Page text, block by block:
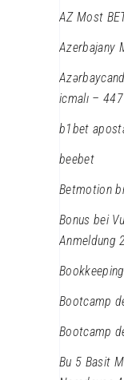
AZ Most
Azerbajany
icmalı – 447
b1bet
beebet
Betmotion
Bonus bei
Anmeldung
Bookkeeping
Bootcamp
Bootcamp
Bu 5 Basit